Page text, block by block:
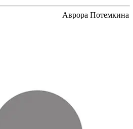
Аврора Потемкина